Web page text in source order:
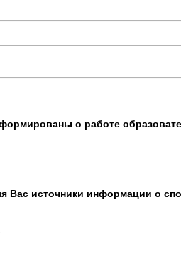
о работе
Вас источники информации о